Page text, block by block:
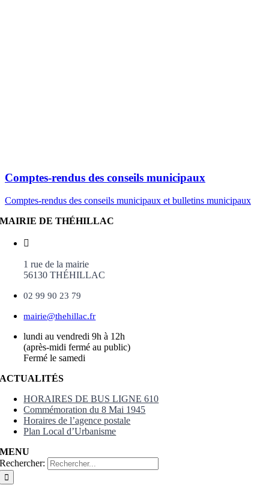
Comptes-rendus des conseils municipaux
Comptes-rendus des conseils municipaux et bulletins municipaux
MAIRIE DE THÉHILLAC
1 rue de la mairie
56130 THÉHILLAC
02 99 90 23 79
mairie@thehillac.fr
lundi au vendredi 9h à 12h
(après-midi fermé au public)
Fermé le samedi
ACTUALITÉS
HORAIRES DE BUS LIGNE 610
Commémoration du 8 Mai 1945
Horaires de l’agence postale
Plan Local d’Urbanisme
MENU
Rechercher: